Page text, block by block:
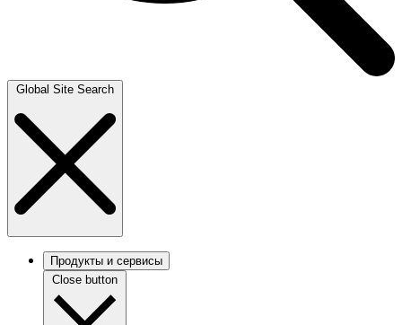
Global Site Search
Продукты и сервисы
Close button